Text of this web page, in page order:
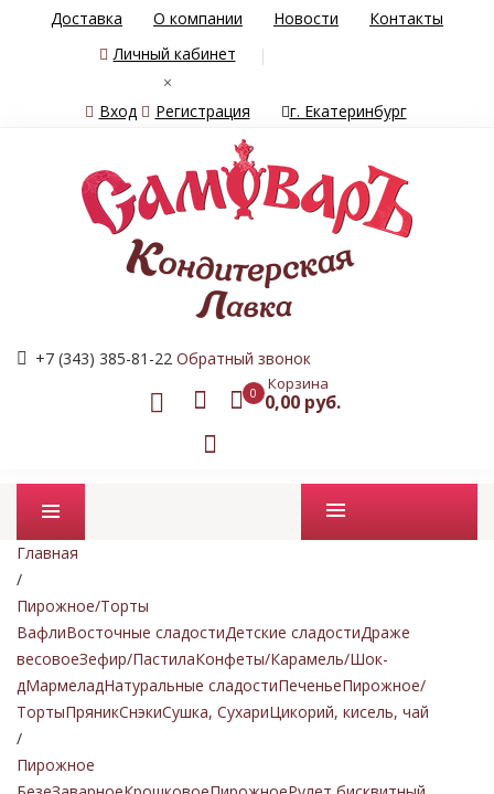
Доставка О компании Новости
Контакты
Личный кабинет
×
Вход
Регистрация г. Екатеринбург
+7 (343) 385-81-22 Обратный звонок
0 Корзина
0,00 руб.
Промо товары
Главная
/
Пирожное/Торты
ВафлиВосточные сладостиДетские сладостиДраже
весовоеЗефир/ПастилаКонфеты/Карамель/Шок-
дМармеладНатуральные сладостиПеченьеПирожное/
ТортыПряникСнэкиСушка, СухариЦикорий, кисель, чай
/
Пирожное